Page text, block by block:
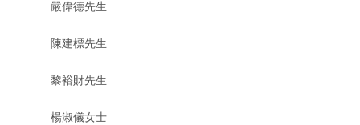
嚴偉德先生
陳建標先生
黎裕財先生
楊淑儀女士